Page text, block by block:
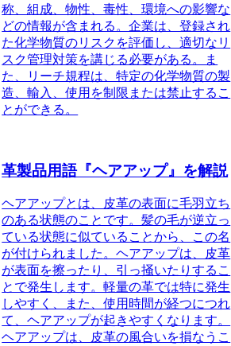
称、組成、物性、毒性、環境への影響な
どの情報が含まれる。企業は、登録され
た化学物質のリスクを評価し、適切なリ
スク管理対策を講じる必要がある。ま
た、リーチ規程は、特定の化学物質の製
造、輸入、使用を制限または禁止するこ
とができる。
革製品用語『ヘアアップ』を解説
ヘアアップとは、皮革の表面に毛羽立ち
のある状態のことです。髪の毛が逆立っ
ている状態に似ていることから、この名
が付けられました。ヘアアップは、皮革
が表面を擦ったり、引っ掻いたりするこ
とで発生します。軽量の革では特に発生
しやすく、また、使用時間が経つにつれ
て、ヘアアップが起きやすくなります。
ヘアアップは、皮革の風合いを損なうこ